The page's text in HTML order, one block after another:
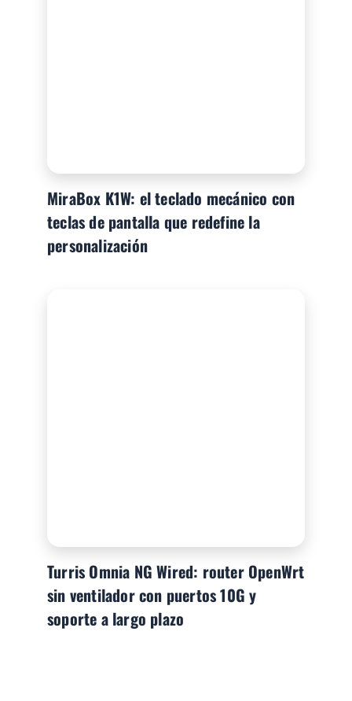
MiraBox K1W: el teclado mecánico con
teclas de pantalla que redefine la
personalización
Turris Omnia NG Wired: router OpenWrt
sin ventilador con puertos 10G y
soporte a largo plazo